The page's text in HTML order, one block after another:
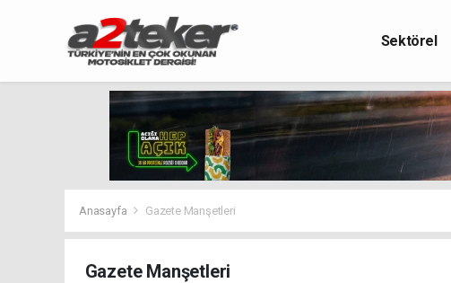
Sektörel
Anasayfa Gazete Manşetleri
Gazete Manşetleri